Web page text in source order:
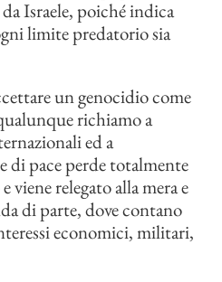
Israele, poiché indica
limite predatorio sia
un genocidio come
richiamo a
ed a
di pace perde totalmente
viene relegato alla mera e
di parte, dove contano
economici, militari,